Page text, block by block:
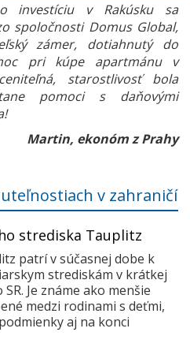
investíciu v Rakúsku sa
spoločnosti Domus Global,
zámer, dotiahnutý do
pri kúpe apartmánu v
starostlivosť bola
pomoci s daňovými
Martin, ekonóm z Prahy
v zahraničí
strediska Tauplitz
patrí v súčasnej dobe k
strediskám v krátkej
Je známe ako menšie
medzi rodinami s deťmi,
aj na konci